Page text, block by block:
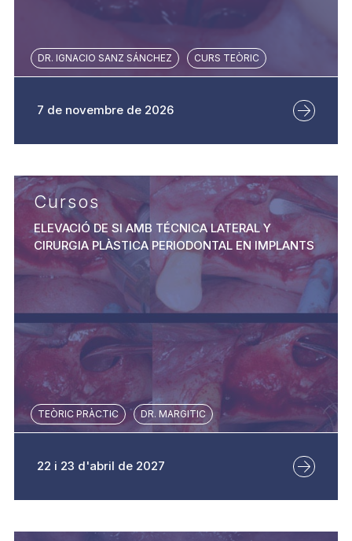
DR. IGNACIO SANZ SÁNCHEZ CURS TEÒRIC
7 de novembre de 2026
Cursos
ELEVACIÓ DE SI AMB TÉCNICA LATERAL Y
CIRURGIA PLÀSTICA PERIODONTAL EN IMPLANTS
TEÒRIC PRÀCTIC DR. MARGITIC
22 i 23 d'abril de 2027